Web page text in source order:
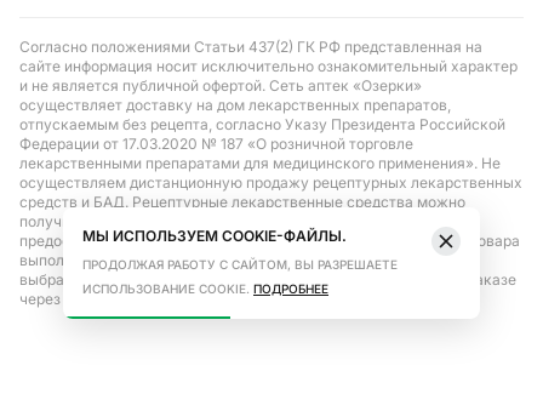
Согласно положениями Статьи 437(2) ГК РФ представленная на
сайте информация носит исключительно ознакомительный характер
и не является публичной офертой. Сеть аптек «Озерки»
осуществляет доставку на дом лекарственных препаратов,
отпускаемым без рецепта, согласно Указу Президента Российской
Федерации от 17.03.2020 № 187 «О розничной торговле
лекарственными препаратами для медицинского применения». Не
осуществляем дистанционную продажу рецептурных лекарственных
средств и БАД. Рецептурные лекарственные средства можно
получить только при помощи самовывоза в аптеке при
предоставлении рецепта, выписанного врачом. Бронирование товара
выполняется при условиях последующего выкупа заказа в
выбранном аптечном пункте. Цена действительна только при заказе
через сайт.
МЫ ИСПОЛЬЗУЕМ COOKIE-ФАЙЛЫ.
ПРОДОЛЖАЯ РАБОТУ С САЙТОМ, ВЫ РАЗРЕШАЕТЕ
ИСПОЛЬЗОВАНИЕ COOKIE. ПОДРОБНЕЕ